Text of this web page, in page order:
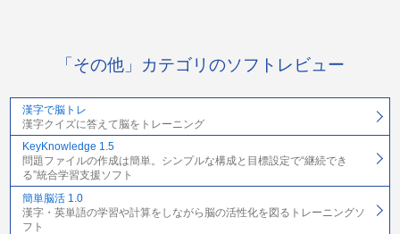
「その他」カテゴリのソフトレビュー
漢字で脳トレ
漢字クイズに答えて脳をトレーニング
KeyKnowledge 1.5
問題ファイルの作成は簡単。シンプルな構成と目標設定で“継続でき
る”統合学習支援ソフト
簡単脳活 1.0
漢字・英単語の学習や計算をしながら脳の活性化を図るトレーニングソ
フト